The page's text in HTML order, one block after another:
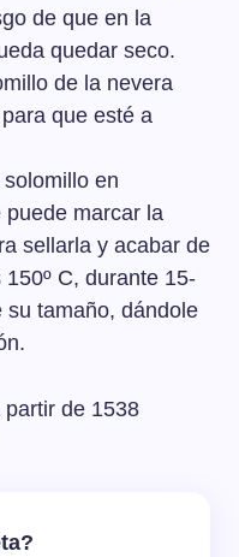
de que en la
quedar seco.
de la nevera
que esté a
en
puede marcar la
sellarla y acabar de
C, durante 15-
su tamaño, dándole
de 1538